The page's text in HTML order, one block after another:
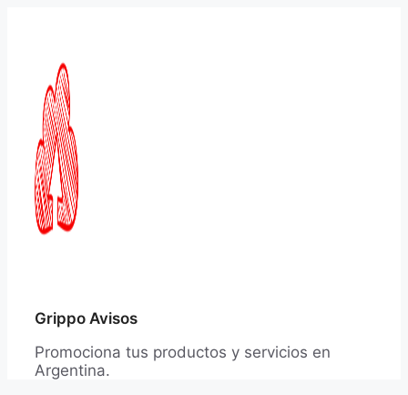
Grippo Avisos
Promociona tus productos y servicios en
Argentina.